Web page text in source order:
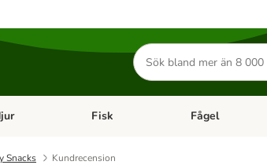
Sök
efter
produkter
menu: Katt Open category menu: Smådjur
Fisk Open category
Fågel
Snacks Kundrecension